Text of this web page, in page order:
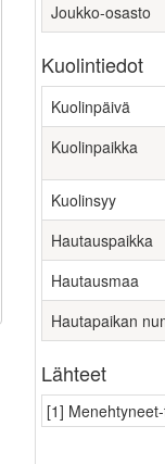
Joukko-osasto
Kuolintiedot
Kuolinpäivä
Kuolinpaikka
Kuolinsyy
Hautauspaikka
Hautausmaa
Hautapaikan
Lähteet
[1]